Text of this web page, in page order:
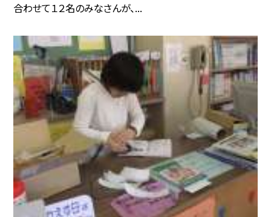
合わせて１２名のみなさんが、...